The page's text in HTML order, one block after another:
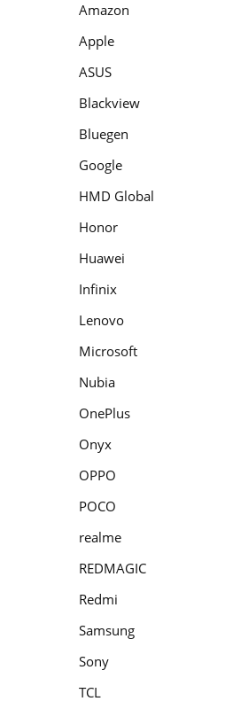
Amazon
Apple
ASUS
Blackview
Bluegen
Google
HMD Global
Honor
Huawei
Infinix
Lenovo
Microsoft
Nubia
OnePlus
Onyx
OPPO
POCO
realme
REDMAGIC
Redmi
Samsung
Sony
TCL